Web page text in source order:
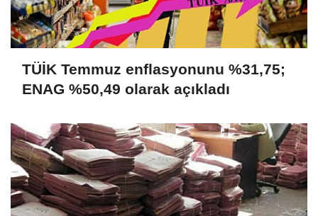
TÜİK Temmuz enflasyonunu %31,75;
ENAG %50,49 olarak açıkladı